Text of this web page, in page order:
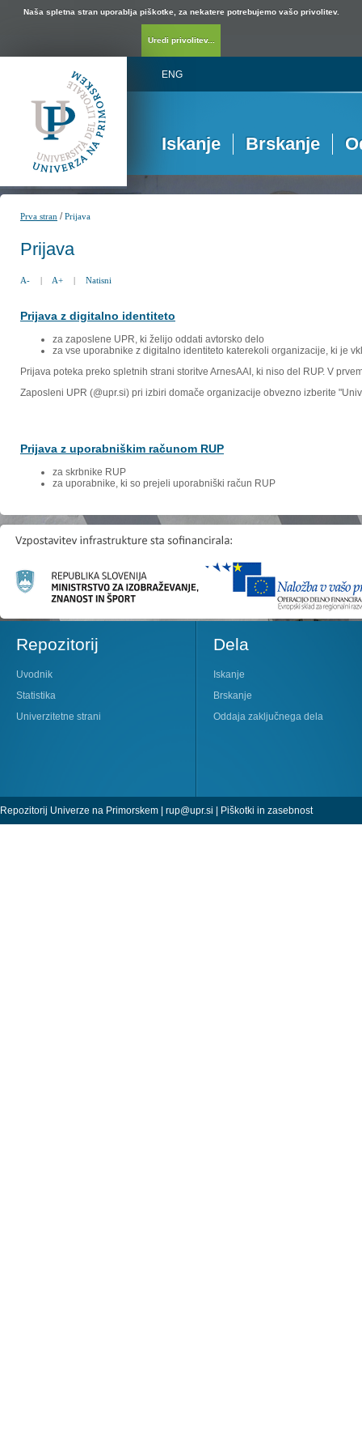
Naša spletna stran uporablja piškotke, za nekatere potrebujemo vašo privolitev.
Uredi privolitev...
ENG
Iskanje Brskanje
Prva stran /Prijava
Prijava
A- | A+ | Natisni
Prijava z digitalno identiteto
za zaposlene UPR, ki želijo oddati avtorsko delo
za vse uporabnike z digitalno identiteto katerekoli organizacije, ki je
Prijava poteka preko spletnih strani storitve ArnesAAI, ki niso del RUP. V
Zaposleni UPR (@upr.si) pri izbiri domače organizacije obvezno izberite
Prijava z uporabniškim računom RUP
za skrbnike RUP
za uporabnike, ki so prejeli uporabniški račun RUP
Repozitorij
Uvodnik
Statistika
Univerzitetne strani
Dela
Iskanje
Brskanje
Oddaja zaključnega dela
Repozitorij Univerze na Primorskem | rup@upr.si | Piškotki in zasebnost